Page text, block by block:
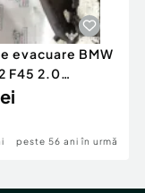
evacuare BMW
F45 2.0
2016
peste 56 ani în urmă